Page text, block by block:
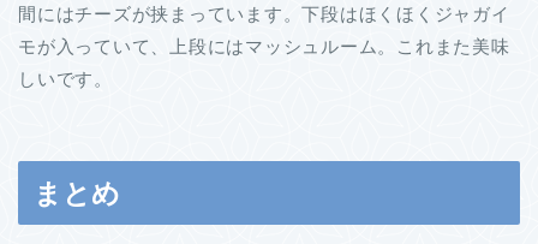
間にはチーズが挟まっています。下段はほくほくジャガイ
モが入っていて、上段にはマッシュルーム。これまた美味
しいです。
まとめ